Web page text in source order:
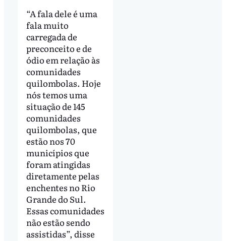
“A fala dele é uma
fala muito
carregada de
preconceito e de
ódio em relação às
comunidades
quilombolas. Hoje
nós temos uma
situação de 145
comunidades
quilombolas, que
estão nos 70
municípios que
foram atingidas
diretamente pelas
enchentes no Rio
Grande do Sul.
Essas comunidades
não estão sendo
assistidas”, disse